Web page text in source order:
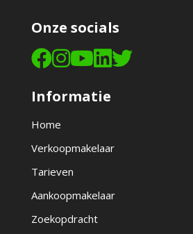
Onze socials
Informatie
Home
Verkoopmakelaar
Tarieven
Aankoopmakelaar
Zoekopdracht